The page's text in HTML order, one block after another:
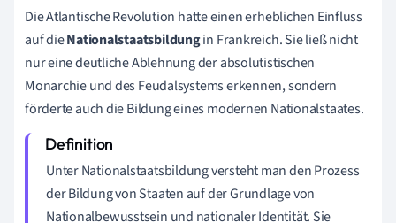
Die Atlantische Revolution hatte einen erheblichen Einfluss
auf dieNationalstaatsbildungin Frankreich. Sie ließ nicht
nur eine deutliche Ablehnung der absolutistischen
Monarchie und des Feudalsystems erkennen, sondern
förderte auch die Bildung eines modernen Nationalstaates.
Unter Nationalstaatsbildung versteht man den Prozess
der Bildung von Staaten auf der Grundlage von
Nationalbewusstsein und nationaler Identität. Sie